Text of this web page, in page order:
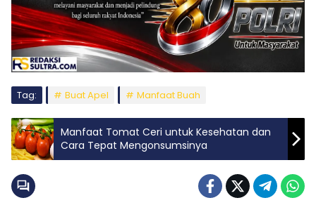
Tag: Buat Apel Manfaat Buah
Manfaat Tomat Ceri untuk Kesehatan dan
Cara Tepat Mengonsumsinya